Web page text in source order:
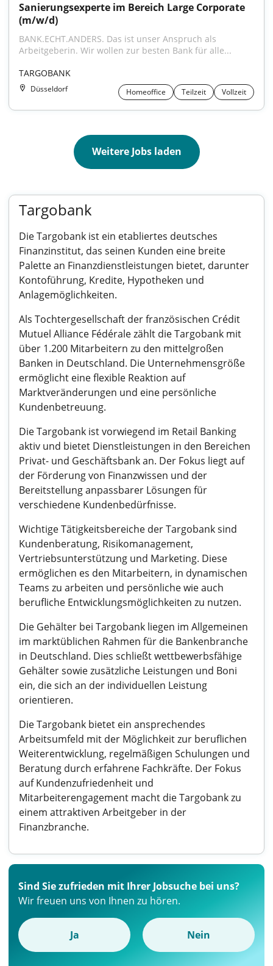
Sanierungsexperte im Bereich Large Corporate
(m/w/d)
BANK.ECHT.ANDERS. Das ist unser Anspruch als
Arbeitgeberin. Wir wollen zur besten Bank für alle...
TARGOBANK
Düsseldorf Homeoffice Teilzeit Vollzeit
Weitere Jobs laden
Targobank
Die Targobank ist ein etabliertes deutsches
Finanzinstitut, das seinen Kunden eine breite
Palette an Finanzdienstleistungen bietet, darunter
Kontoführung, Kredite, Hypotheken und
Anlagemöglichkeiten.
Als Tochtergesellschaft der französischen Crédit
Mutuel Alliance Fédérale zählt die Targobank mit
über 1.200 Mitarbeitern zu den mittelgroßen
Banken in Deutschland. Die Unternehmensgröße
ermöglicht eine flexible Reaktion auf
Marktveränderungen und eine persönliche
Kundenbetreuung.
Die Targobank ist vorwiegend im Retail Banking
aktiv und bietet Dienstleistungen in den Bereichen
Privat- und Geschäftsbank an. Der Fokus liegt auf
der Förderung von Finanzwissen und der
Bereitstellung anpassbarer Lösungen für
verschiedene Kundenbedürfnisse.
Wichtige Tätigkeitsbereiche der Targobank sind
Kundenberatung, Risikomanagement,
Vertriebsunterstützung und Marketing. Diese
ermöglichen es den Mitarbeitern, in dynamischen
Teams zu arbeiten und persönliche wie auch
berufliche Entwicklungsmöglichkeiten zu nutzen.
Die Gehälter bei Targobank liegen im Allgemeinen
im marktüblichen Rahmen für die Bankenbranche
in Deutschland. Dies schließt wettbewerbsfähige
Gehälter sowie zusätzliche Leistungen und Boni
ein, die sich an der individuellen Leistung
orientieren.
Die Targobank bietet ein ansprechendes
Arbeitsumfeld mit der Möglichkeit zur beruflichen
Weiterentwicklung, regelmäßigen Schulungen und
Beratung durch erfahrene Fachkräfte. Der Fokus
auf Kundenzufriedenheit und
Mitarbeiterengagement macht die Targobank zu
einem attraktiven Arbeitgeber in der
Finanzbranche.
Sind Sie zufrieden mit Ihrer Jobsuche bei uns?
Wir freuen uns von Ihnen zu hören.
Ja Nein